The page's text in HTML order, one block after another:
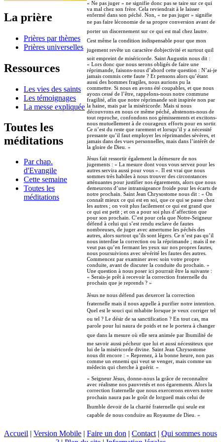
La prière
Prières par thèmes
Prières universelles
Ressources
Les vies des saints
Les témoignages
La messe expliquée
Toutes les
méditations
Par chap.
d'Evangile
Cette semaine
Toutes les
méditations
« Ne pas juger » ne signifie donc pas se taire sur ce qui
va mal chez son frère. Cela reviendrait à le laisser
enfermé dans son péché. Non, « ne pas juger » signifie
ne pas faire léconomie de sa propre conversion avant de
porter un discernement sur ce qui est mal chez lautre.
Cest même la condition indispensable pour que mon
jugement revête un caractère dobjectivité et surtout quil
soit empreint de miséricorde. Saint Augustin nous dit :
« Lors donc que nous serons obligés de faire une
réprimande, faisons-nous d’abord cette question : N’ai-je
jamais commis cette faute ? Et pensons alors qu’étant
aussi des hommes fragiles, nous aurions pu la
commettre. Si nous en avons été coupables, et que nous
ayons cessé de l’être, rappelons-nous notre commune
fragilité, afin que notre réprimande soit inspirée non par
la haine, mais par la miséricorde. Mais si nous
découvrons en nous ce même péché, abstenons-nous de
tout reproche, confondons nos gémissements et excitons-
nous mutuellement à de courageux efforts pour en sortir.
Ce n’est du reste que rarement et lorsqu’il y a nécessité
pressante qu’il faut employer les réprimandes sévères, et
jamais dans des vues personnelles, mais dans l’intérêt de
la gloire de Dieu. »
Jésus fait ressortir également la démesure de nos
jugements : « La mesure dont vous vous servez pour les
autres servira aussi pour vous ». Il est vrai que nous
sommes très habiles à nous trouver des circonstances
atténuantes pour justifier nos égarements, alors que nous
demeurons d’une intransigeance froide pour les écarts de
notre prochain. Saint Jean Chrysostome nous dit : « On
connaît mieux ce qui est en soi, que ce qui se passe chez
les autres ; on voit plus facilement ce qui est grand que
ce qui est petit ; et on a pour soi plus d’affection que
pour son prochain. C’est pour cela que Notre-Seigneur
défend à celui qui s’est rendu esclave de fautes
nombreuses, de juger avec amertume les péchés des
autres, alors surtout qu’ils sont légers. Ce n’est pas qu’il
nous interdise la correction ou la réprimande ; mais il ne
veut pas qu’en fermant les yeux sur nos propres fautes,
nous poursuivions avec sévérité les fautes des autres.
Commencez par examiner avec soin votre propre
conduite, avant de discuter la conduite du prochain. »
Une question à nous poser ici pourrait être la suivante :
« Serais-je prêt à recevoir la correction fraternelle du
prochain que je reprends ? »
Jésus ne nous défend pas dexercer la correction
fraternelle mais il nous appelle à purifier notre intention.
Quel est le souci qui mhabite lorsque je veux corriger tel
ou tel ? Le désir de sa sanctification ? En tout cas, ma
parole pour lui naura de poids et ne le portera à changer
que dans la mesure où elle sera animée par lhumilité de
me savoir aussi pécheur que lui et aussi nécessiteux que
lui de la miséricorde divine. Saint Jean Chrysostome
nous dit encore : « Reprenez, à la bonne heure, non pas
comme un ennemi qui veut se venger, mais comme un
médecin qui cherche à guérir. »
« Seigneur Jésus, donne-nous la grâce de reconnaître
avec réalisme nos pauvretés et nos égarements. Alors la
correction fraternelle que nous exercerons envers notre
prochain naura pas le goût de lorgueil mais celui de
lhumble devoir de la charité fraternelle qui seule est
capable de nous conduire au Royaume de Dieu. »
Accueil | Version Mobile | Faire un don | Contact | Qui sommes nous